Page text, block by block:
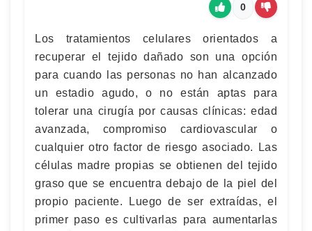
0
Los tratamientos celulares orientados a
recuperar el tejido dañado son una opción
para cuando las personas no han alcanzado
un estadio agudo, o no están aptas para
tolerar una cirugía por causas clínicas: edad
avanzada, compromiso cardiovascular o
cualquier otro factor de riesgo asociado. Las
células madre propias se obtienen del tejido
graso que se encuentra debajo de la piel del
propio paciente. Luego de ser extraídas, el
primer paso es cultivarlas para aumentarlas